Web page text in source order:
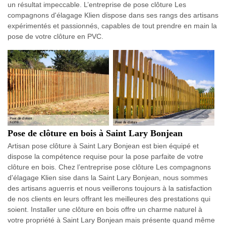
un résultat impeccable. L’entreprise de pose clôture Les
compagnons d'élagage Klien dispose dans ses rangs des artisans
expérimentés et passionnés, capables de tout prendre en main la
pose de votre clôture en PVC.
Pose de clôture en bois à Saint Lary Bonjean
Artisan pose clôture à Saint Lary Bonjean est bien équipé et
dispose la compétence requise pour la pose parfaite de votre
clôture en bois. Chez l’entreprise pose clôture Les compagnons
d'élagage Klien sise dans la Saint Lary Bonjean, nous sommes
des artisans aguerris et nous veillerons toujours à la satisfaction
de nos clients en leurs offrant les meilleures des prestations qui
soient. Installer une clôture en bois offre un charme naturel à
votre propriété à Saint Lary Bonjean mais présente quand même